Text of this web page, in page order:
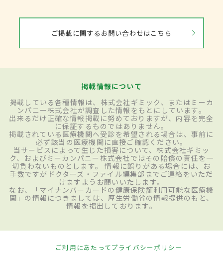
ご掲載に関するお問い合わせはこちら
掲載情報について
掲載している各種情報は、株式会社ギミック、またはミーカ
ンパニー株式会社が調査した情報をもとにしています。
出来るだけ正確な情報掲載に努めておりますが、内容を完全
に保証するものではありません。
掲載されている医療機関へ受診を希望される場合は、事前に
必ず該当の医療機関に直接ご確認ください。
当サービスによって生じた損害について、株式会社ギミッ
ク、およびミーカンパニー株式会社ではその賠償の責任を一
切負わないものとします。 情報に誤りがある場合には、お
手数ですがドクターズ・ファイル編集部までご連絡をいただ
けますようお願いいたします。
なお、「マイナンバーカードの健康保険証利用可能な医療機
関」の情報につきましては、厚生労働省の情報提供のもと、
情報を掲出しております。
ご利用にあたってプライバシーポリシー